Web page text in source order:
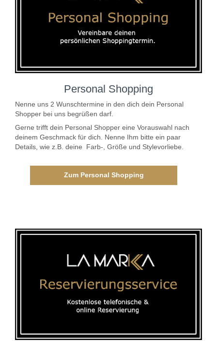
Personal Shopping
Nenne uns 2 Wunschtermine in den dich dein Personal
Shopper bei uns begrüßen darf.
Gerne trifft dein Personal Shopper eine Vorauswahl nach
deinem Geschmack für dich. Nenne Ihm bitte ein paar
Details, wie z.B. deine Farb-, Größe und Stylevorliebe.
Zum Personal Shopping